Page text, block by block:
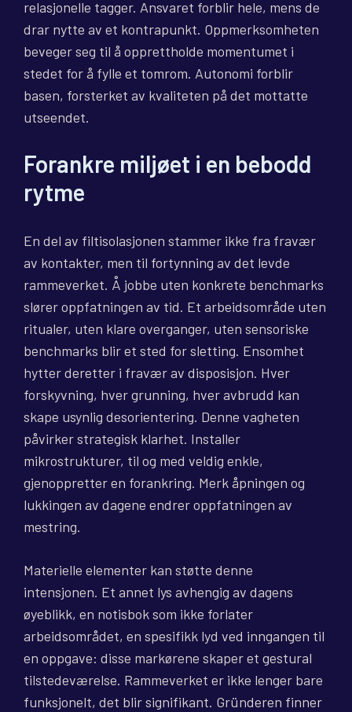
relasjonelle tagger. Ansvaret forblir hele, mens de
drar nytte av et kontrapunkt. Oppmerksomheten
beveger seg til å opprettholde momentumet i
stedet for å fylle et tomrom. Autonomi forblir
basen, forsterket av kvaliteten på det mottatte
utseendet.
Forankre miljøet i en bebodd
rytme
En del av filtisolasjonen stammer ikke fra fravær
av kontakter, men til fortynning av det levde
rammeverket. Å jobbe uten konkrete benchmarks
slører oppfatningen av tid. Et arbeidsområde uten
ritualer, uten klare overganger, uten sensoriske
benchmarks blir et sted for sletting. Ensomhet
hytter deretter i fravær av disposisjon. Hver
forskyvning, hver grunning, hver avbrudd kan
skape usynlig desorientering. Denne vagheten
påvirker strategisk klarhet. Installer
mikrostrukturer, til og med veldig enkle,
gjenoppretter en forankring. Merk åpningen og
lukkingen av dagene endrer oppfatningen av
mestring.
Materielle elementer kan støtte denne
intensjonen. Et annet lys avhengig av dagens
øyeblikk, en notisbok som ikke forlater
arbeidsområdet, en spesifikk lyd ved inngangen til
en oppgave: disse markørene skaper et gestural
tilstedeværelse. Rammeverket er ikke lenger bare
funksjonelt, det blir signifikant. Gründeren finner